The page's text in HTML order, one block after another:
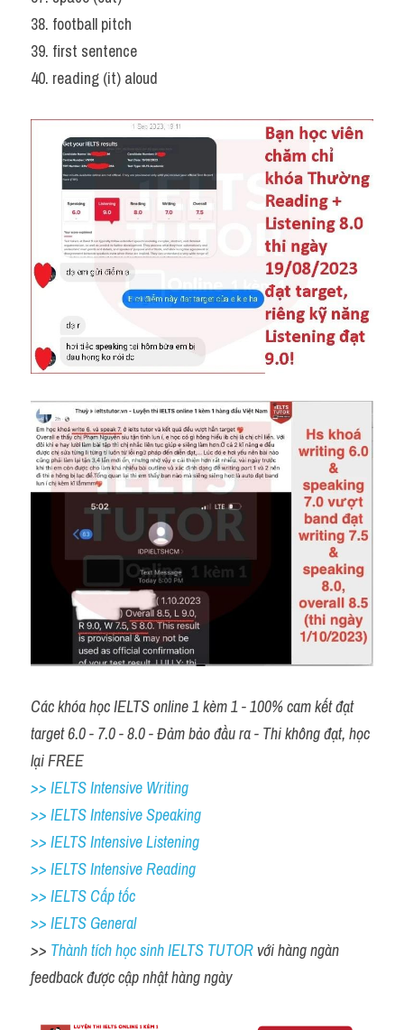
38. football pitch
39. first sentence
40. reading (it) aloud
Các khóa học IELTS online 1 kèm 1 - 100% cam kết đạt
target 6.0 - 7.0 - 8.0 - Đảm bảo đầu ra - Thi không đạt, học
lại FREE
>> IELTS Intensive Writing
>> IELTS Intensive Speaking
>> IELTS Intensive Listening
>> IELTS Intensive Reading
>> IELTS Cấp tốc
>> IELTS General
>> Thành tích học sinh IELTS TUTOR với hàng ngàn
feedback được cập nhật hàng ngày